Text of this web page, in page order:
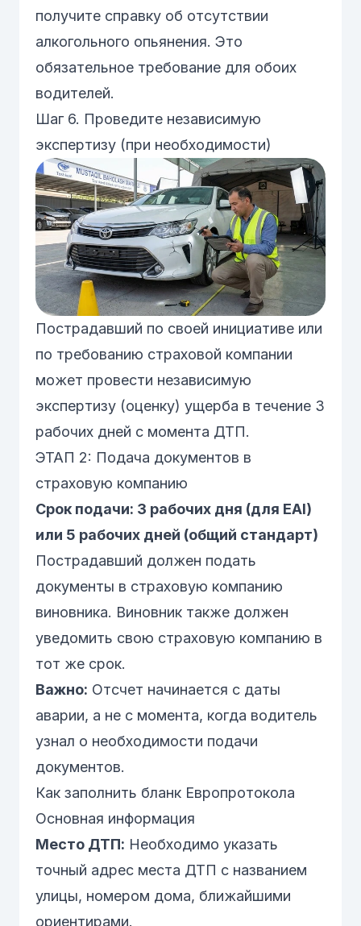
получите справку об отсутствии
алкогольного опьянения. Это
обязательное требование для обоих
водителей.
Шаг 6. Проведите независимую
экспертизу (при необходимости)
Пострадавший по своей инициативе или
по требованию страховой компании
может провести независимую
экспертизу (оценку) ущерба в течение 3
рабочих дней с момента ДТП.
ЭТАП 2: Подача документов в
страховую компанию
Срок подачи: 3 рабочих дня (для EAI)
или 5 рабочих дней (общий стандарт)
Пострадавший должен подать
документы в страховую компанию
виновника. Виновник также должен
уведомить свою страховую компанию в
тот же срок.
Важно: Отсчет начинается с даты
аварии, а не с момента, когда водитель
узнал о необходимости подачи
документов.
Как заполнить бланк Европротокола
Основная информация
Место ДТП: Необходимо указать
точный адрес места ДТП с названием
улицы, номером дома, ближайшими
ориентирами.